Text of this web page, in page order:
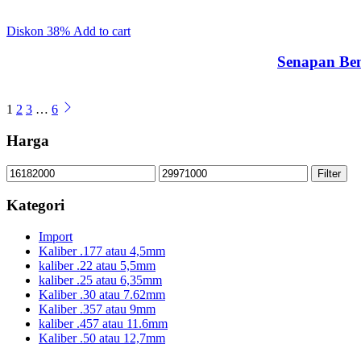
Diskon 38% Add to cart
Senapan
1 2 3 … 6
Harga
Min
price
Max
price
Filter
Kategori
Import
Kaliber .177 atau 4,5mm
kaliber .22 atau 5,5mm
kaliber .25 atau 6,35mm
Kaliber .30 atau 7.62mm
Kaliber .357 atau 9mm
kaliber .457 atau 11.6mm
Kaliber .50 atau 12,7mm